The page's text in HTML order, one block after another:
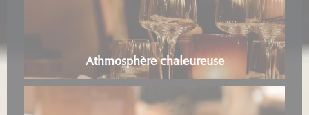
Athmosphère chaleureuse